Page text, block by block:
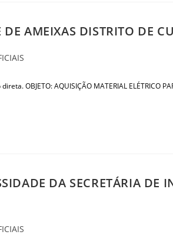
AMEIXAS DISTRITO DE
AQUISIÇÃO MATERIAL ELÉTRICO
DA SECRETÁRIA DE